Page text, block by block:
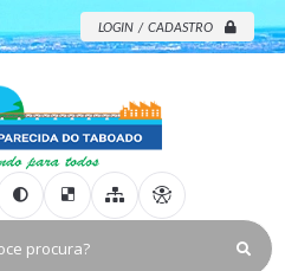
LOGIN / CADASTRO